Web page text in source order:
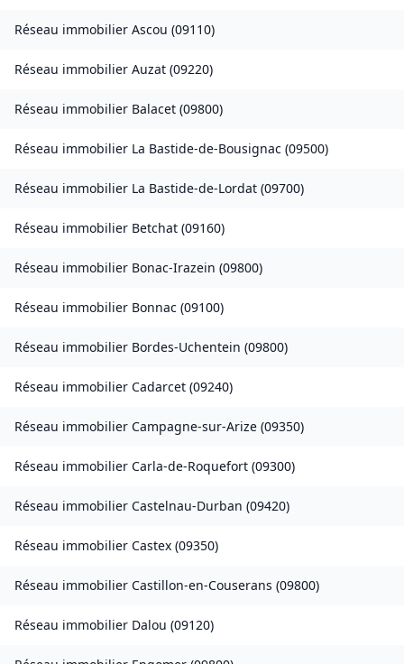
Réseau immobilier Ascou (09110)
Réseau immobilier Auzat (09220)
Réseau immobilier Balacet (09800)
Réseau immobilier La Bastide-de-Bousignac (09500)
Réseau immobilier La Bastide-de-Lordat (09700)
Réseau immobilier Betchat (09160)
Réseau immobilier Bonac-Irazein (09800)
Réseau immobilier Bonnac (09100)
Réseau immobilier Bordes-Uchentein (09800)
Réseau immobilier Cadarcet (09240)
Réseau immobilier Campagne-sur-Arize (09350)
Réseau immobilier Carla-de-Roquefort (09300)
Réseau immobilier Castelnau-Durban (09420)
Réseau immobilier Castex (09350)
Réseau immobilier Castillon-en-Couserans (09800)
Réseau immobilier Dalou (09120)